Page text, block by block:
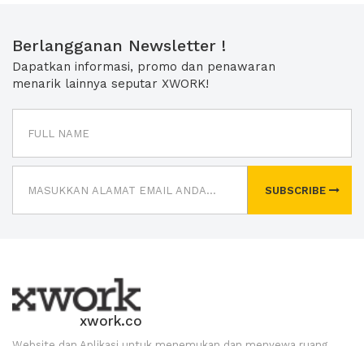
Berlangganan Newsletter !
Dapatkan informasi, promo dan penawaran
menarik lainnya seputar XWORK!
SUBSCRIBE
xwork.co